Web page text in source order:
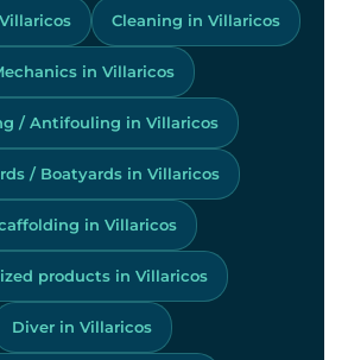
Cleaning in Villaricos
in Villaricos
/ Antifouling in Villaricos
/ Boatyards in Villaricos
in Villaricos
products in Villaricos
Diver in Villaricos